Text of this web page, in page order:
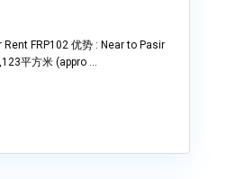
Rent FRP102 优势 : Near to Pasir
平方米 (appro ...